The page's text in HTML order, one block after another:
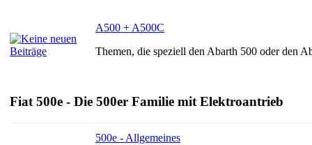
A500 + A500C
Themen, die speziell den Abarth 500 oder den
Fiat 500e - Die 500er Familie mit Elektroantrieb
500e - Allgemeines